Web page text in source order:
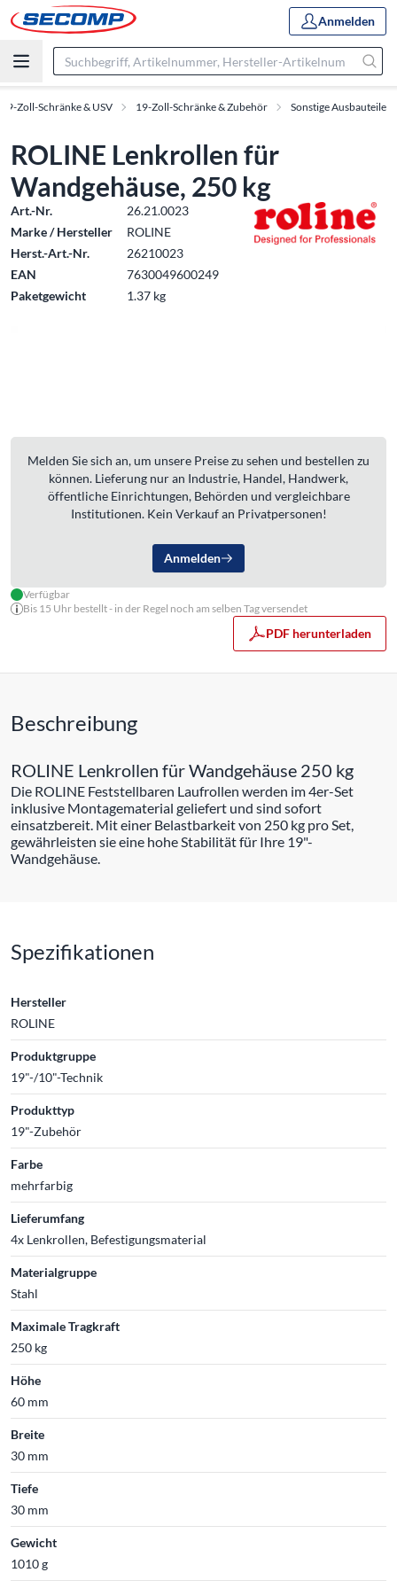
Anmelden
19-Zoll-Schränke & USV 19-Zoll-Schränke & Zubehör Sonstige Ausbauteile
ROLINE Lenkrollen für
Wandgehäuse, 250 kg
Art.-Nr.
26.21.0023
Marke / Hersteller
ROLINE
Herst.-Art.-Nr.
26210023
EAN
7630049600249
Paketgewicht
1.37 kg
Melden Sie sich an, um unsere Preise zu sehen und bestellen zu
können. Lieferung nur an Industrie, Handel, Handwerk,
öffentliche Einrichtungen, Behörden und vergleichbare
Institutionen. Kein Verkauf an Privatpersonen!
Anmelden
Verfügbar
Bis 15 Uhr bestellt - in der Regel noch am selben Tag versendet
PDF herunterladen
Beschreibung
ROLINE Lenkrollen für Wandgehäuse 250 kg
Die ROLINE Feststellbaren Laufrollen werden im 4er-Set
inklusive Montagematerial geliefert und sind sofort
einsatzbereit. Mit einer Belastbarkeit von 250 kg pro Set,
gewährleisten sie eine hohe Stabilität für Ihre 19"-
Wandgehäuse.
Spezifikationen
Hersteller
ROLINE
Produktgruppe
19"-/10"-Technik
Produkttyp
19"-Zubehör
Farbe
mehrfarbig
Lieferumfang
4x Lenkrollen, Befestigungsmaterial
Materialgruppe
Stahl
Maximale Tragkraft
250 kg
Höhe
60 mm
Breite
30 mm
Tiefe
30 mm
Gewicht
1010 g